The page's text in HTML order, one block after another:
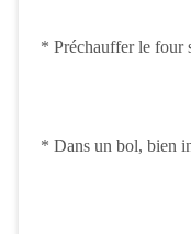
* Préchauffer le four
* Dans un bol, bien